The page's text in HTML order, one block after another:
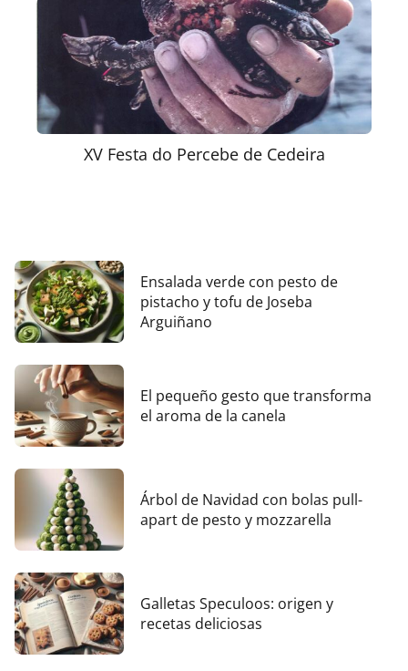
XV Festa do Percebe de Cedeira
Ensalada verde con pesto de
pistacho y tofu de Joseba
Arguiñano
El pequeño gesto que transforma
el aroma de la canela
Árbol de Navidad con bolas pull-
apart de pesto y mozzarella
Galletas Speculoos: origen y
recetas deliciosas